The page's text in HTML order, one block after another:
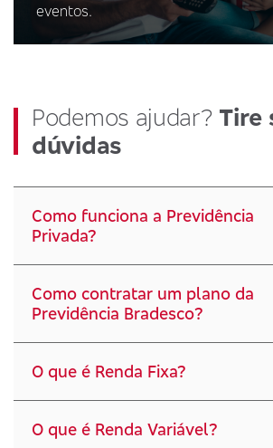
eventos.
Podemos ajudar? Tire
dúvidas
Como funciona a Previdência
Privada?
Como contratar um plano da
Previdência Bradesco?
O que é Renda Fixa?
O que é Renda Variável?